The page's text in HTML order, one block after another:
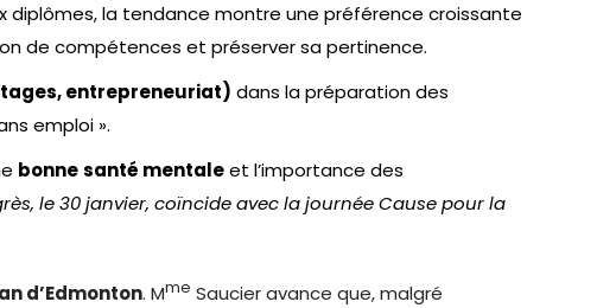
diplômes, la tendance montre une préférence croissante
de compétences et préserver sa pertinence.
entrepreneuriat) dans la préparation des
emploi ».
bonnesanté mentaleet l’importance des
le 30 janvier, coïncide avec la journée Cause pour la
d’Edmonton. Mme Saucier avance que, malgré